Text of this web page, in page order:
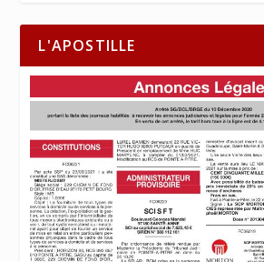
L'APOSTILLE